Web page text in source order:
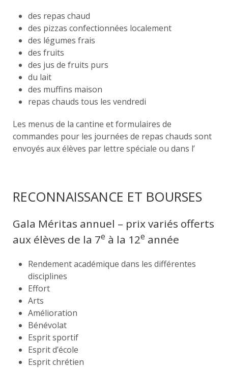
des repas chaud
des pizzas confectionnées localement
des légumes frais
des fruits
des jus de fruits purs
du lait
des muffins maison
repas chauds tous les vendredi
Les menus de la cantine et formulaires de
commandes pour les journées de repas chauds sont
envoyés aux élèves par lettre spéciale ou dans l’
RECONNAISSANCE ET BOURSES
Gala Méritas annuel – prix variés offerts
aux élèves de la 7e à la 12e année
Rendement académique dans les différentes
disciplines
Effort
Arts
Amélioration
Bénévolat
Esprit sportif
Esprit d’école
Esprit chrétien